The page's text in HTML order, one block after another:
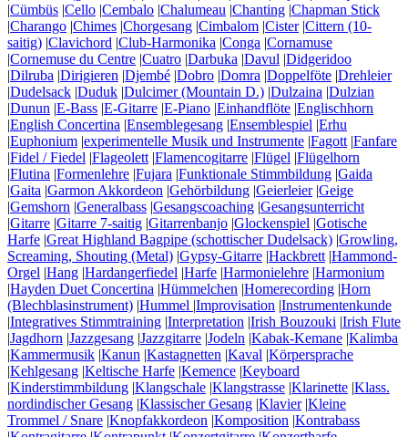
|Cümbüs |Cello |Cembalo |Chalumeau |Chanting |Chapman Stick
|Charango |Chimes |Chorgesang |Cimbalom |Cister|Cittern (10-
saitig) |Clavichord |Club-Harmonika |Conga |Cornamuse
|Cornemuse du Centre |Cuatro |Darbuka |Davul |Didgeridoo
|Dilruba |Dirigieren |Djembé |Dobro |Domra |Doppelföte |Drehleier
|Dudelsack |Duduk |Dulcimer (Mountain D.) |Dulzaina |Dulzian
|Dunun |E-Bass |E-Gitarre |E-Piano |Einhandflöte |Englischhorn
|English Concertina |Ensemblegesang |Ensemblespiel |Erhu
|Euphonium |experimentelle Musik und Instrumente |Fagott|Fanfare
|Fidel / Fiedel |Flageolett|Flamencogitarre |Flügel |Flügelhorn
|Flutina |Formenlehre |Fujara |Funktionale Stimmbildung |Gaida
|Gaita |Garmon Akkordeon |Gehörbildung |Geierleier|Geige
|Gemshorn |Generalbass |Gesangscoaching |Gesangsunterricht
|Gitarre |Gitarre 7-saitig |Gitarrenbanjo |Glockenspiel |Gotische
Harfe |Great Highland Bagpipe (schottischer Dudelsack) |Growling,
Screaming, Shouting (Metal) |Gypsy-Gitarre |Hackbrett|Hammond-
Orgel |Hang |Hardangerfiedel |Harfe |Harmonielehre |Harmonium
|Hayden Duet Concertina |Hümmelchen |Homerecording |Horn
(Blechblasinstrument) |Hummel |Improvisation |Instrumentenkunde
|Integratives Stimmtraining |Interpretation |Irish Bouzouki |Irish Flute
|Jagdhorn |Jazzgesang |Jazzgitarre |Jodeln |Kabak-Kemane |Kalimba
|Kammermusik |Kanun |Kastagnetten |Kaval |Körpersprache
|Kehlgesang |Keltische Harfe |Kemence |Keyboard
|Kinderstimmbildung |Klangschale |Klangstrasse |Klarinette |Klass.
nordindischer Gesang |Klassischer Gesang |Klavier|Kleine
Trommel / Snare |Knopfakkordeon |Komposition |Kontrabass